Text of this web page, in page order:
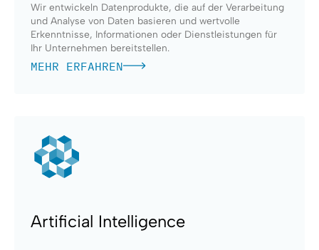
Wir entwickeln Datenprodukte, die auf der Verarbeitung
und Analyse von Daten basieren und wertvolle
Erkenntnisse, Informationen oder Dienstleistungen für
Ihr Unternehmen bereitstellen.
MEHR ERFAHREN
Artificial Intelligence